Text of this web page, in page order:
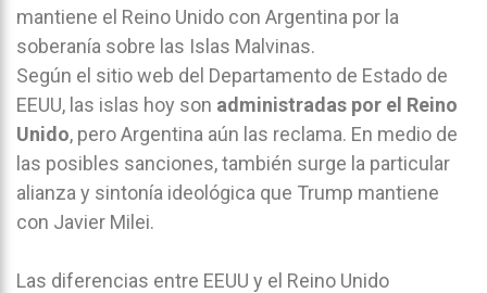
mantiene el Reino Unido con Argentina por la
soberanía sobre las Islas Malvinas.
Según el sitio web del Departamento de Estado de
EEUU, las islas hoy son administradas por el Reino
Unido, pero Argentina aún las reclama. En medio de
las posibles sanciones, también surge la particular
alianza y sintonía ideológica que Trump mantiene
con Javier Milei.
Las diferencias entre EEUU y el Reino Unido